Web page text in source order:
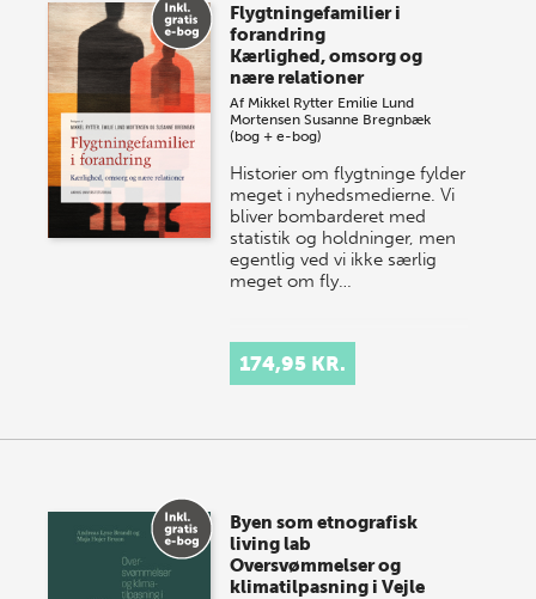
Flygtningefamilier i
forandring
Kærlighed, omsorg og
nære relationer
Af Mikkel Rytter Emilie Lund
Mortensen Susanne Bregnbæk
(bog + e-bog)
Historier om flygtninge fylder
meget i nyhedsmedierne. Vi
bliver bombarderet med
statistik og holdninger, men
egentlig ved vi ikke særlig
meget om fly…
174,95 KR.
Byen som etnografisk
living lab
Oversvømmelser og
klimatilpasning i Vejle